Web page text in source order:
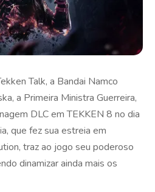
Talk, a Bandai Namco
a Primeira Ministra Guerreira,
DLC em TEKKEN 8 no dia
que fez sua estreia em
traz ao jogo seu poderoso
dinamizar ainda mais os